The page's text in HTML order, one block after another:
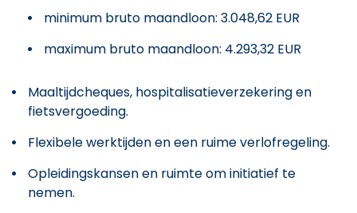
minimum bruto maandloon: 3.048,62 EUR
maximum bruto maandloon: 4.293,32 EUR
Maaltijdcheques, hospitalisatieverzekering en
fietsvergoeding.
Flexibele werktijden en een ruime verlofregeling.
Opleidingskansen en ruimte om initiatief te
nemen.